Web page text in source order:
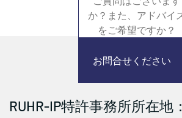
お問合せください
RUHR-IP特許事務所所在地：